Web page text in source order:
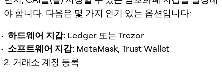
야 합니다. 다음은 몇 가지 인기 있는 옵션입니다:
하드웨어 지갑: Ledger 또는 Trezor
소프트웨어 지갑: MetaMask, Trust Wallet
2. 거래소 계정 등록